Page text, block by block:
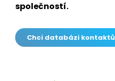
společností.
Chci databázi kontaktů